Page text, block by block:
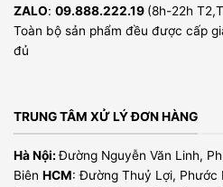
ZALO: 09.888.222.19 (8h-22h
Toàn bộ sản phẩm đều được cấp
đủ
TRUNG TÂM XỬ LÝ ĐƠN HÀNG
Hà Nội:Đường Nguyễn Văn Linh,
Biên HCM: Đường Thuỷ Lợi, Phước